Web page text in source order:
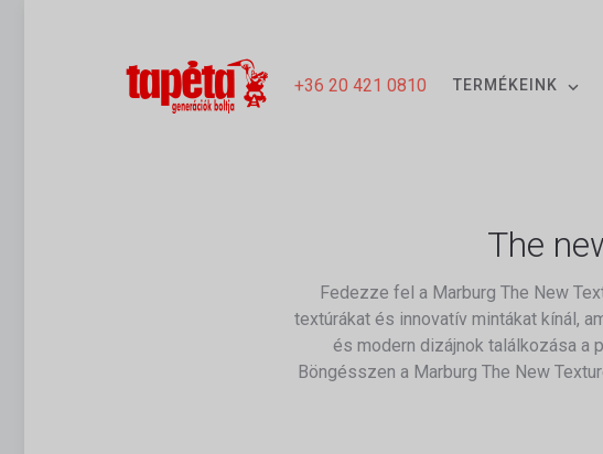
+36 20 421 0810 TERMÉKEINK
The
Fedezze fel a Marburg The New
textúrákat és innovatív mintákat kínál,
és modern dizájnok találkozása a
Böngésszen a Marburg The New